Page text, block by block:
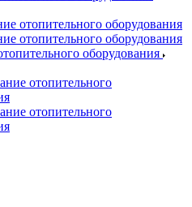
отопительного оборудования
отопительного оборудования
оборудования
отопительного
отопительного